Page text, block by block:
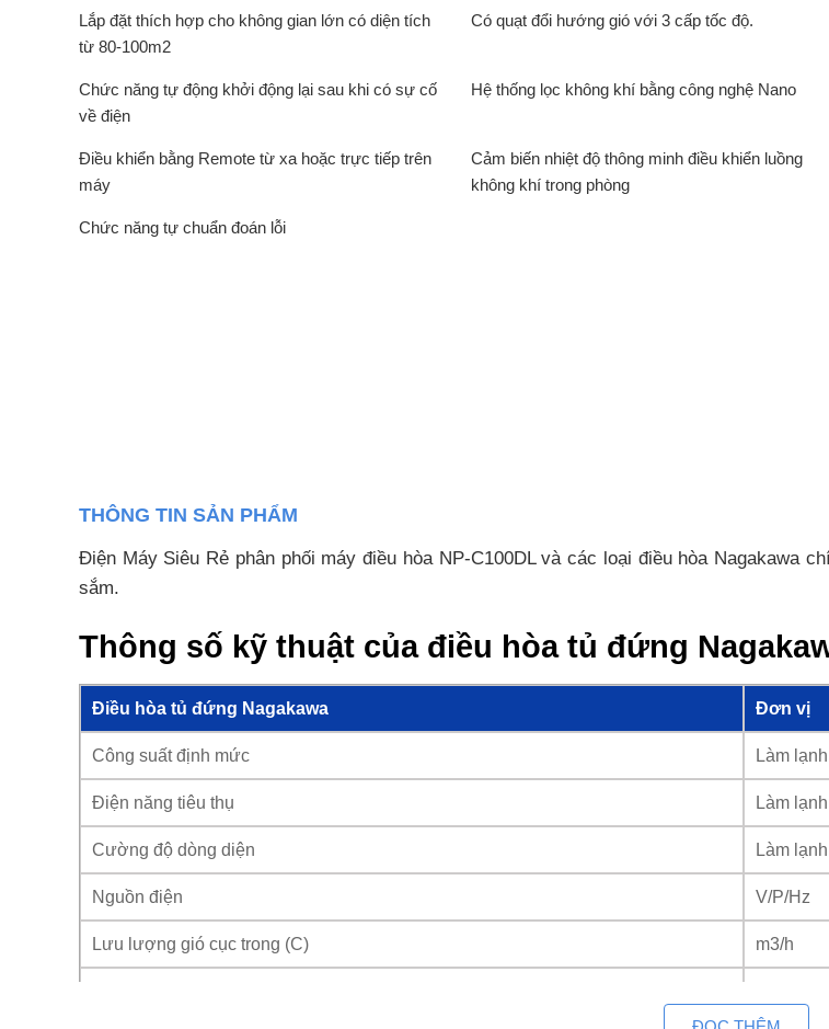
Lắp đặt thích hợp cho không gian lớn có diện tích
từ 80-100m2
Có quạt đổi hướng gió với 3 cấp tốc độ.
Chức năng tự động khởi động lại sau khi có sự cố
về điện
Hệ thống lọc không khí bằng công nghệ Nano
Điều khiển bằng Remote từ xa hoặc trực tiếp trên
máy
Cảm biến nhiệt độ thông minh điều khiển luồng
không khí trong phòng
Chức năng tự chuẩn đoán lỗi
THÔNG TIN SẢN PHẨM
Điện Máy Siêu Rẻ phân phối máy điều hòa NP-C100DL và các loại điều hòa Nagakawa
sắm.
Thông số kỹ thuật của điều hòa tủ đứng
Điều hòa tủ đứng Nagakawa Đơn vị
Công suất định mức Làm lạnh
Điện năng tiêu thụ Làm lạnh
Cường độ dòng diện Làm lạnh
Nguồn điện V/P/Hz
Lưu lượng gió cục trong (C) m3/h